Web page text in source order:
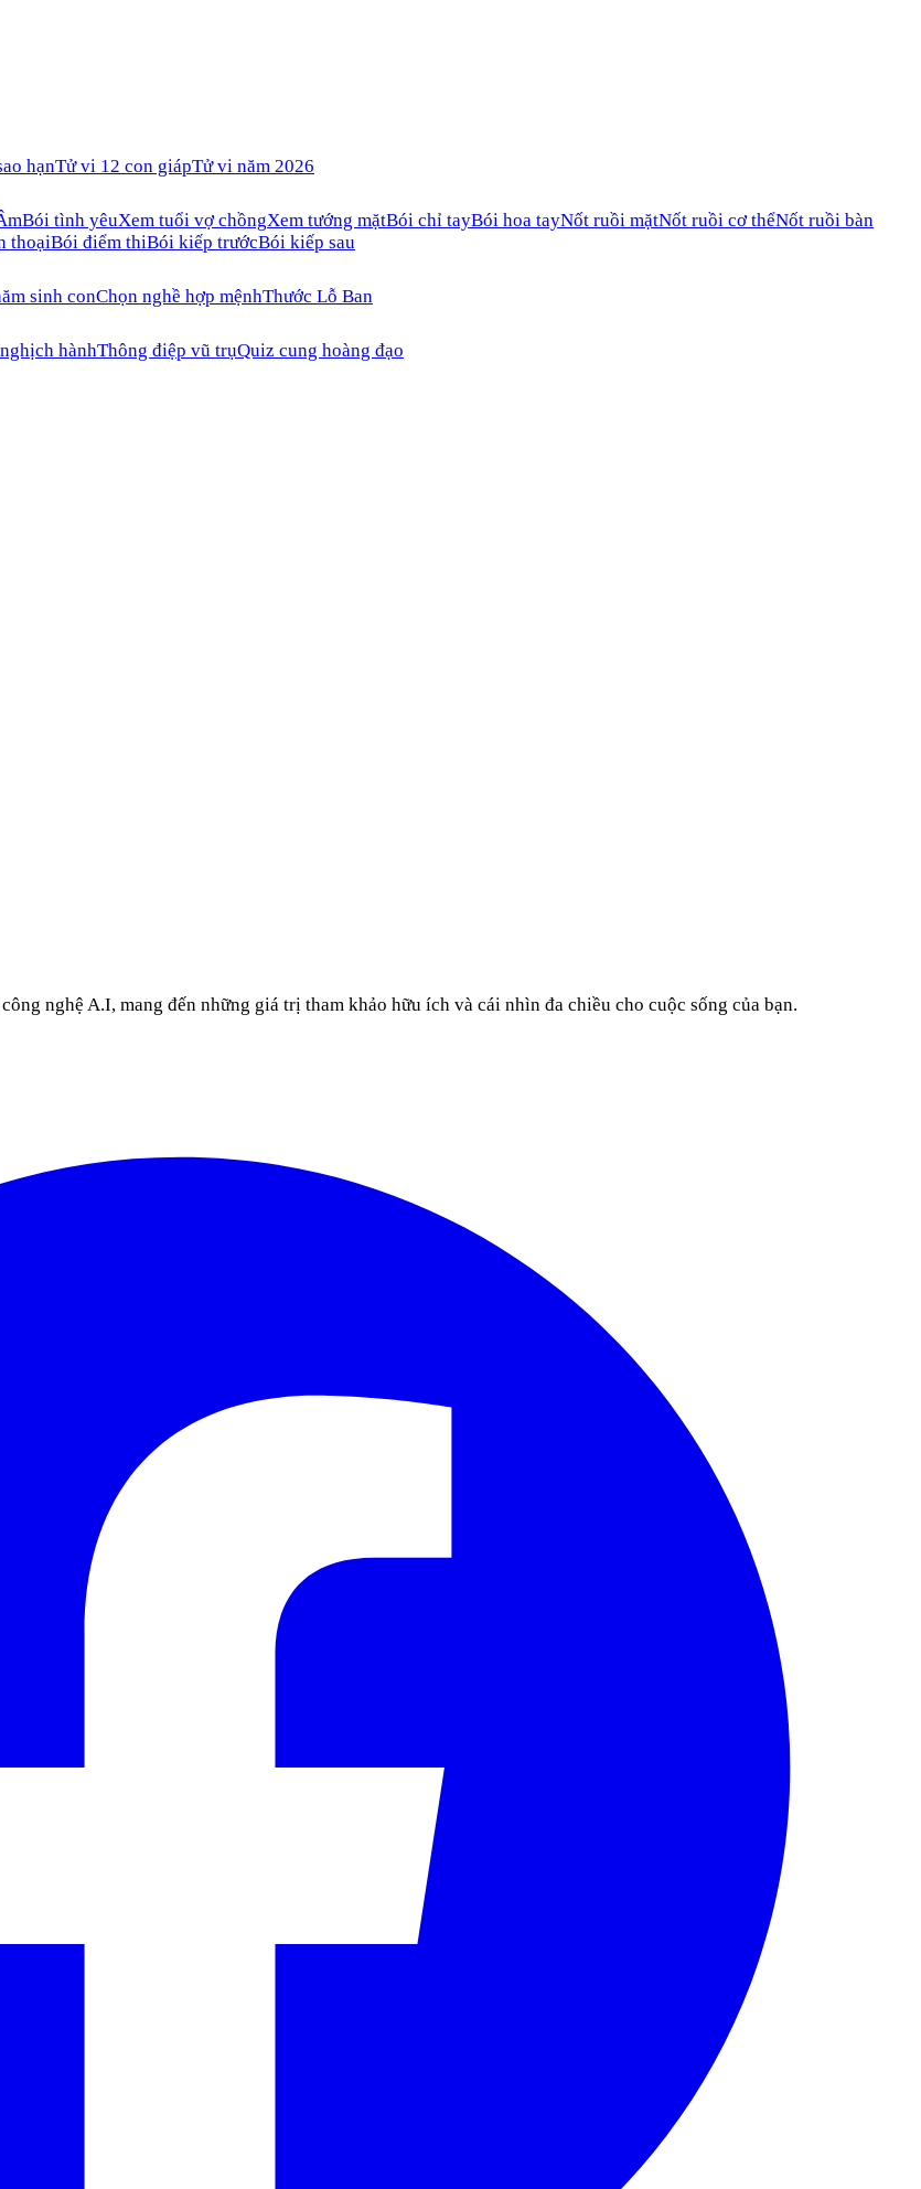
hạnTử vi 12 con giápTử vi năm 2026
Bói tình yêuXem tuổi vợ chồngXem tướng mặtBói chỉ tayBói hoa tayNốt ruồi mặtNốt ruồi cơ thểNốt ruồi bàn
thoạiBói điểm thiBói kiếp trướcBói kiếp sau
sinh conChọn nghề hợp mệnhThước Lỗ Ban
hànhThông điệp vũ trụQuiz cung hoàng đạo
nghệ A.I, mang đến những giá trị tham khảo hữu ích và cái nhìn đa chiều cho cuộc sống của bạn.